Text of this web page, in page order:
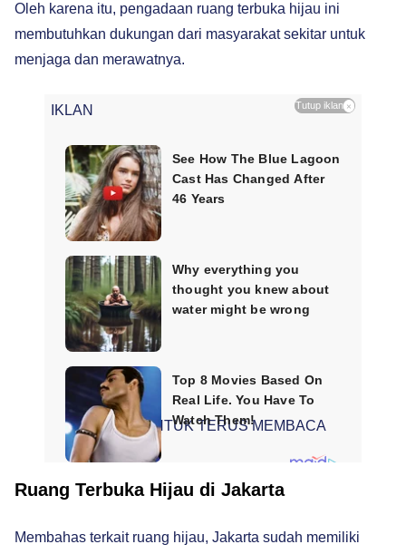
Oleh karena itu, pengadaan ruang terbuka hijau ini
membutuhkan dukungan dari masyarakat sekitar untuk
menjaga dan merawatnya.
IKLAN Tutup iklan ×
SCROLL UNTUK TERUS MEMBACA
Ruang Terbuka Hijau di Jakarta
Membahas terkait ruang hijau, Jakarta sudah memiliki